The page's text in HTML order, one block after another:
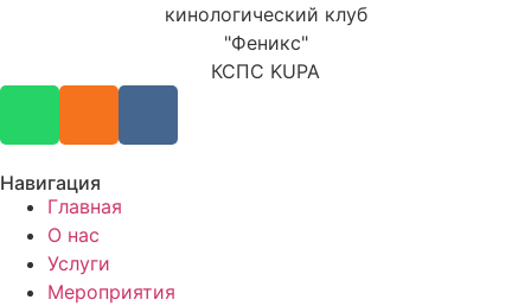
кинологический клуб
"Феникс"
КСПС KUPA
Навигация
Главная
О нас
Услуги
Мероприятия